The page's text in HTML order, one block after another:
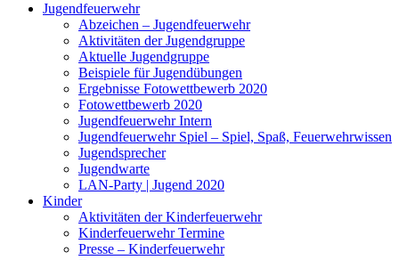
Jugendfeuerwehr
Abzeichen – Jugendfeuerwehr
Aktivitäten der Jugendgruppe
Aktuelle Jugendgruppe
Beispiele für Jugendübungen
Ergebnisse Fotowettbewerb 2020
Fotowettbewerb 2020
Jugendfeuerwehr Intern
Jugendfeuerwehr Spiel – Spiel, Spaß, Feuerwehrwissen
Jugendsprecher
Jugendwarte
LAN-Party | Jugend 2020
Kinder
Aktivitäten der Kinderfeuerwehr
Kinderfeuerwehr Termine
Presse – Kinderfeuerwehr